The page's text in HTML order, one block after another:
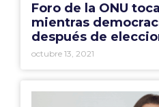
Foro de la ONU
mientras
después de
octubre 13, 2021